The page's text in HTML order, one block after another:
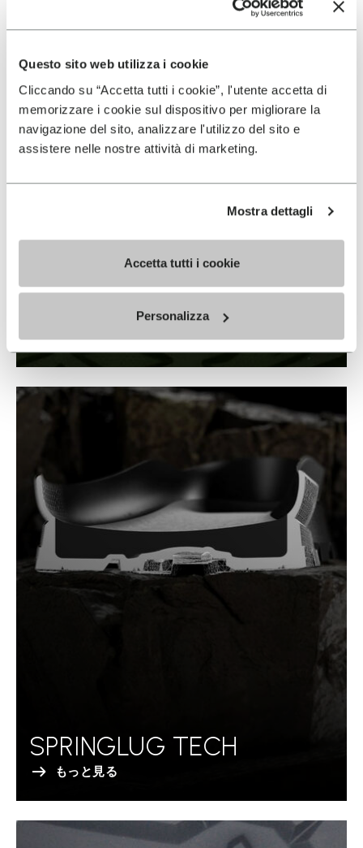
Questo sito web utilizza i cookie
Cliccando su “Accetta tutti i cookie”, l'utente accetta di
memorizzare i cookie sul dispositivo per migliorare la
navigazione del sito, analizzare l'utilizzo del sito e
assistere nelle nostre attività di marketing.
Mostra dettagli
Accetta tutti i cookie
Personalizza
IDROGRIP
もっと見る
SPRINGLUG TECH
もっと見る